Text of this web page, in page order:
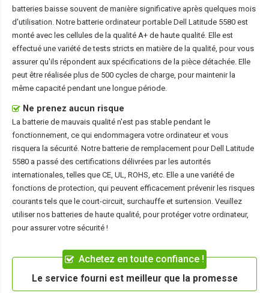
batteries baisse souvent de manière significative après quelques mois
d'utilisation. Notre batterie ordinateur portable Dell Latitude 5580 est
monté avec les cellules de la qualité A+ de haute qualité. Elle est
effectué une variété de tests stricts en matière de la qualité, pour vous
assurer qu'ils répondent aux spécifications de la pièce détachée. Elle
peut être réalisée plus de 500 cycles de charge, pour maintenir la
même capacité pendant une longue période.
Ne prenez aucun risque
La batterie de mauvais qualité n'est pas stable pendant le
fonctionnement, ce qui endommagera votre ordinateur et vous
risquera la sécurité. Notre batterie de remplacement pour Dell Latitude
5580 a passé des certifications délivrées par les autorités
internationales, telles que CE, UL, ROHS, etc. Elle a une variété de
fonctions de protection, qui peuvent efficacement prévenir les risques
courants tels que le court-circuit, surchauffe et surtension. Veuillez
utiliser nos batteries de haute qualité, pour protéger votre ordinateur,
pour assurer votre sécurité !
Achetez en toute confiance !
Le service fourni est meilleur que la promesse